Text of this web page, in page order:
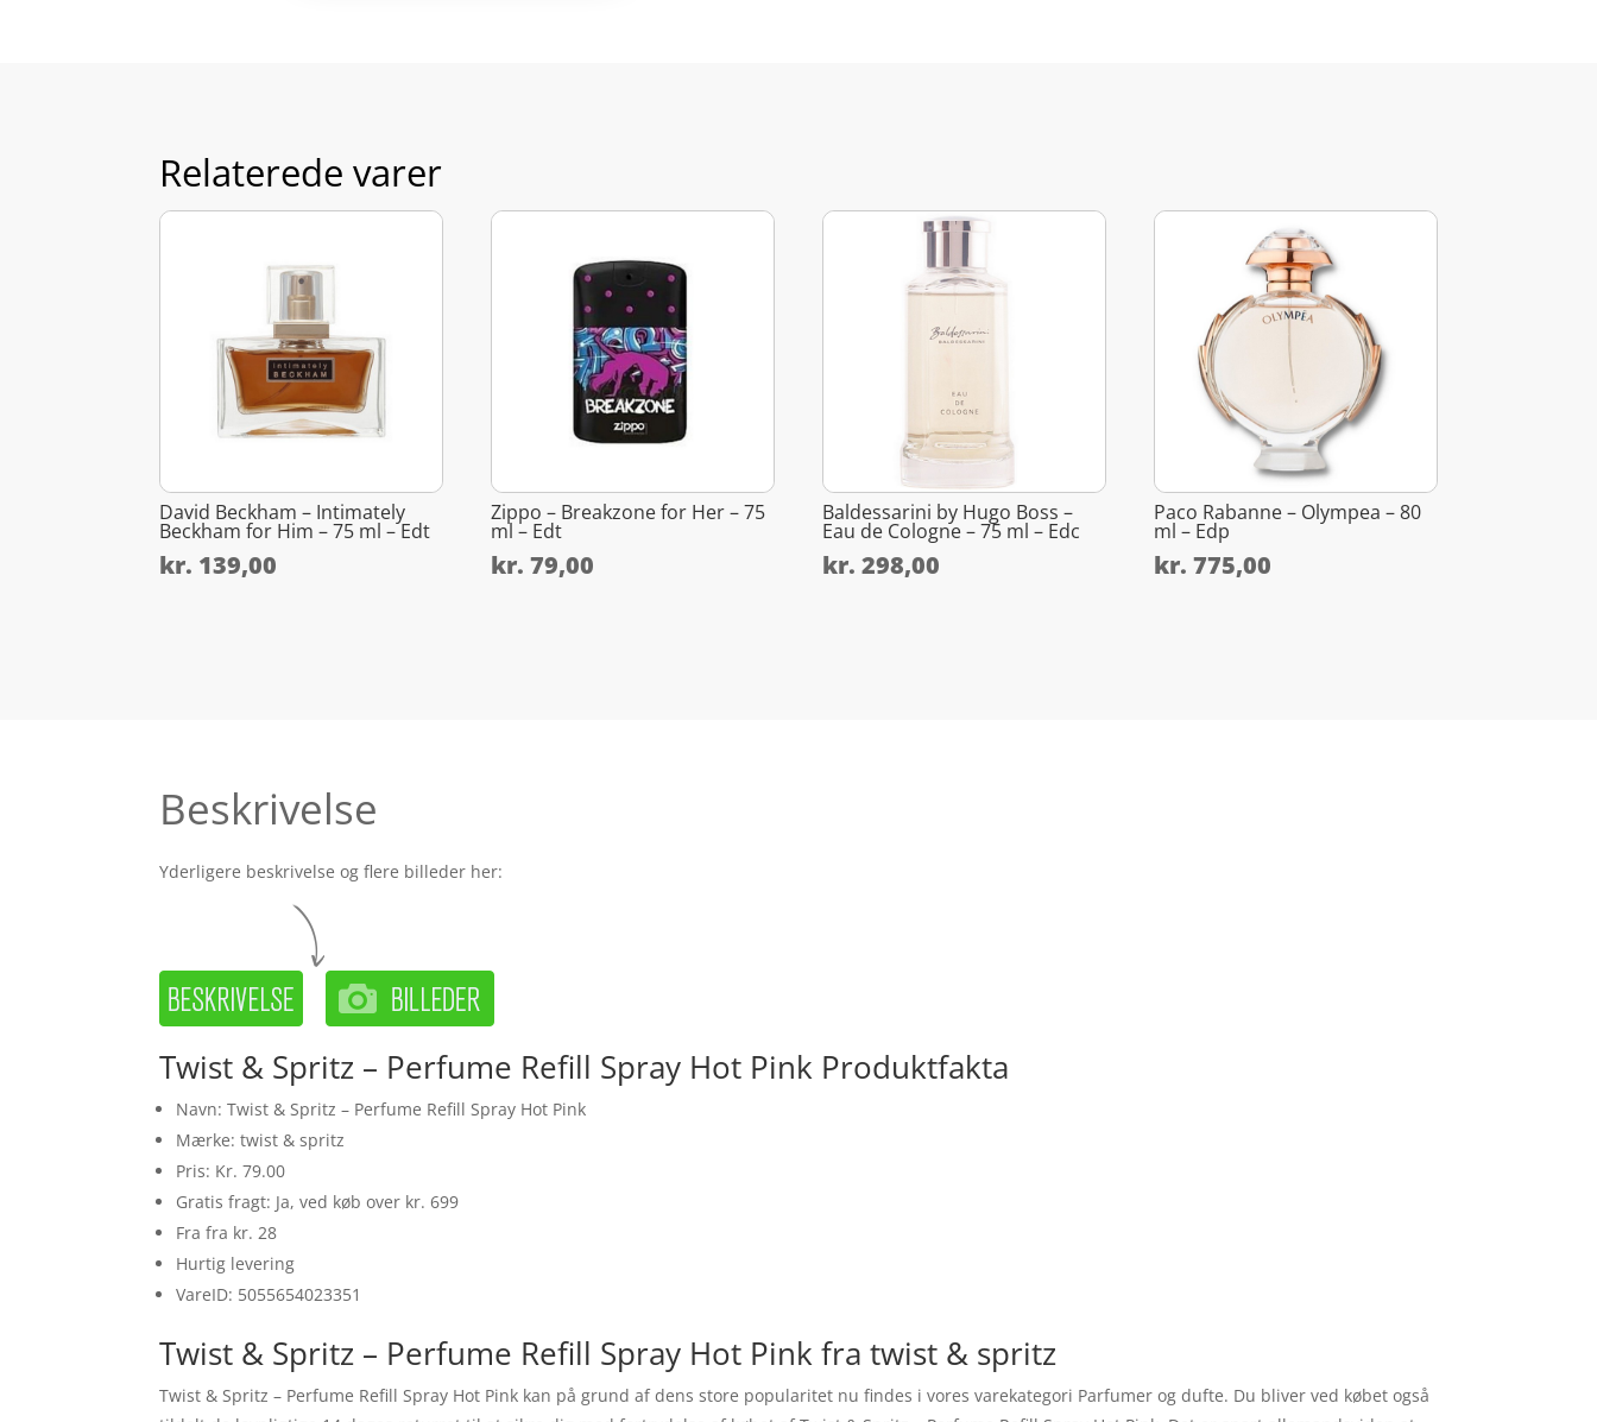
Relaterede varer
David Beckham – Intimately
Beckham for Him – 75 ml – Edt
kr. 139,00
Zippo – Breakzone for Her – 75
ml – Edt
kr. 79,00
Baldessarini by Hugo Boss –
Eau de Cologne – 75 ml – Edc
kr. 298,00
Paco Rabanne – Olympea – 80
ml – Edp
kr. 775,00
Beskrivelse
Yderligere beskrivelse og flere billeder her:
Twist & Spritz – Perfume Refill Spray Hot Pink Produktfakta
Navn: Twist & Spritz – Perfume Refill Spray Hot Pink
Mærke: twist & spritz
Pris: Kr. 79.00
Gratis fragt: Ja, ved køb over kr. 699
Fra fra kr. 28
Hurtig levering
VareID: 5055654023351
Twist & Spritz – Perfume Refill Spray Hot Pink fra twist & spritz
Twist & Spritz – Perfume Refill Spray Hot Pink kan på grund af dens store popularitet nu findes i vores varekategori Parfumer og dufte. Du bliver ved købet også